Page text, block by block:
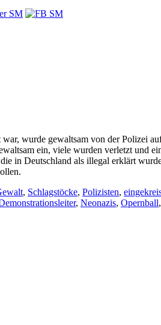
wurde gewaltsam von der Polizei
ein, viele wurden verletzt und
in Deutschland als illegal erklärt
, Schlagstöcke, Polizisten,
, Neonazis, Opernball,